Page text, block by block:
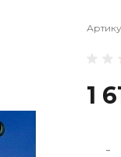
1
-